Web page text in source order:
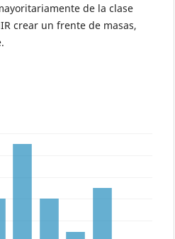
de la clase
crear un frente de masas,